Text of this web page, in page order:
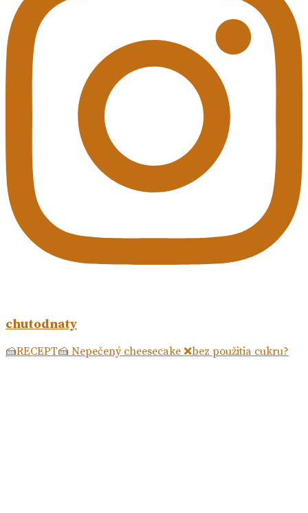
chutodnaty
🍰RECEPT🍰 Nepečený cheesecake ❌bez použitia cukru?